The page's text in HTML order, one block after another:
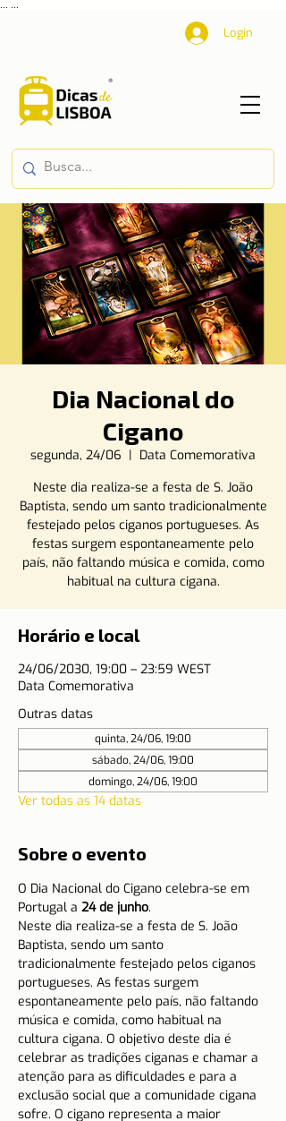
Login
Dia Nacional do
Cigano
segunda, 24/06
  |
Data Comemorativa
Neste dia realiza-se a festa de S. João
Baptista, sendo um santo tradicionalmente
festejado pelos ciganos portugueses. As
festas surgem espontaneamente pelo
país, não faltando música e comida, como
habitual na cultura cigana.
Horário e local
24/06/2030, 19:00 – 23:59 WEST
Data Comemorativa
Outras datas
quinta, 24/06, 19:00
sábado, 24/06, 19:00
domingo, 24/06, 19:00
Ver todas as 14 datas
Sobre o evento
O Dia Nacional do Cigano celebra-se em
Portugal a 24 de junho.
Neste dia realiza-se a festa de S. João
Baptista, sendo um santo
tradicionalmente festejado pelos ciganos
portugueses. As festas surgem
espontaneamente pelo país, não faltando
música e comida, como habitual na
cultura cigana. O objetivo deste dia é
celebrar as tradições ciganas e chamar a
atenção para as dificuldades e para a
exclusão social que a comunidade cigana
sofre. O cigano representa a maior